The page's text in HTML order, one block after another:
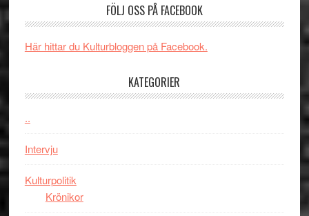
Chan
kan
serie:
om
imponerande
FÖLJ OSS PÅ FACEBOOK
Här hittar du Kulturbloggen på Facebook.
KATEGORIER
..
Intervju
Kulturpolitik
Krönikor